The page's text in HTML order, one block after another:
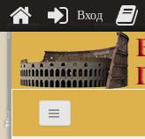
Вход